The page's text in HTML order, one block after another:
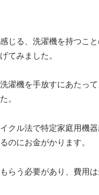
じる、洗濯機を持つこ
てみました。
濯機を手放すにあたっ
。
クル法で特定家庭用機
のにお金がかります。
らう必要があり、費用